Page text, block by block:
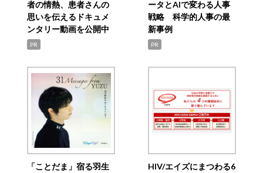
者の情熱、患者さんの
思いを伝えるドキュメ
ンタリー動画を公開中
PR
ータとAIで変わる人事
戦略 科学的人事の最
新事例
PR
「ことだま」宿る羽生
HIV/エイズにまつわる6